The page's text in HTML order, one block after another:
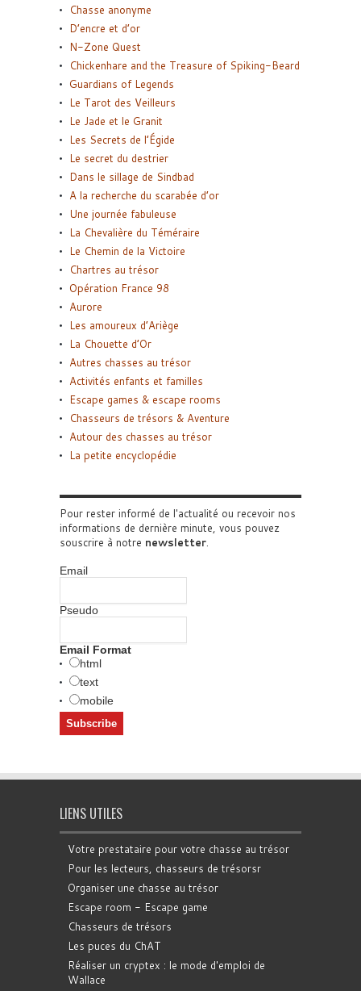
Chasse anonyme
D’encre et d’or
N-Zone Quest
Chickenhare and the Treasure of Spiking-Beard
Guardians of Legends
Le Tarot des Veilleurs
Le Jade et le Granit
Les Secrets de l’Égide
Le secret du destrier
Dans le sillage de Sindbad
A la recherche du scarabée d’or
Une journée fabuleuse
La Chevalière du Téméraire
Le Chemin de la Victoire
Chartres au trésor
Opération France 98
Aurore
Les amoureux d’Ariège
La Chouette d’Or
Autres chasses au trésor
Activités enfants et familles
Escape games & escape rooms
Chasseurs de trésors & Aventure
Autour des chasses au trésor
La petite encyclopédie
Pour rester informé de l'actualité ou recevoir nos
informations de dernière minute, vous pouvez
souscrire à notre newsletter.
Email
Pseudo
Email Format
html
text
mobile
LIENS UTILES
Votre prestataire pour votre chasse au trésor
Pour les lecteurs, chasseurs de trésorsr
Organiser une chasse au trésor
Escape room - Escape game
Chasseurs de trésors
Les puces du ChAT
Réaliser un cryptex : le mode d'emploi de
Wallace